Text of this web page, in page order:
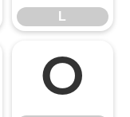
L
O